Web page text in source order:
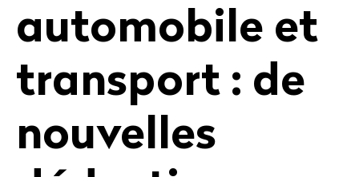
automobile et
transport : de
nouvelles